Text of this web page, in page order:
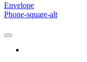
Envelope
Phone-square-alt